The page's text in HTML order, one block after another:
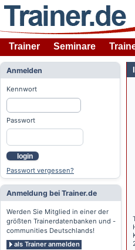
Trainer Seminare
Anmelden
Kennwort
Passwort
login
Passwort vergessen?
Anmeldung bei Trainer.de
Werden Sie Mitglied in einer der
größten Trainerdatenbanken und -
communities Deutschlands!
als Trainer anmelden